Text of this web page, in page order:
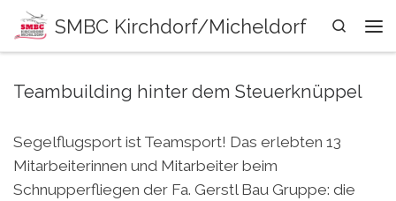
Zum Inhalt springen
SMBC Kirchdorf/Micheldorf
Search
Teambuilding hinter dem Steuerknüppel
Segelflugsport ist Teamsport! Das erlebten 13
Mitarbeiterinnen und Mitarbeiter beim
Schnupperfliegen der Fa. Gerstl Bau Gruppe: die